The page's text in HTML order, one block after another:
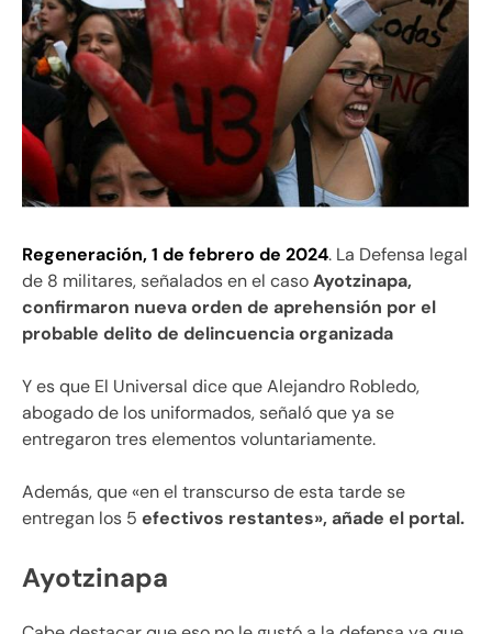
Regeneración, 1 de febrero de 2024. La Defensa legal
de 8 militares, señalados en el casoAyotzinapa,
confirmaron nueva orden de aprehensión por el
probable delito de delincuencia organizada
Y es que El Universal dice que Alejandro Robledo,
abogado de los uniformados, señaló que ya se
entregaron tres elementos voluntariamente.
Además, que «en el transcurso de esta tarde se
entregan los 5 efectivos restantes», añade el portal.
Ayotzinapa